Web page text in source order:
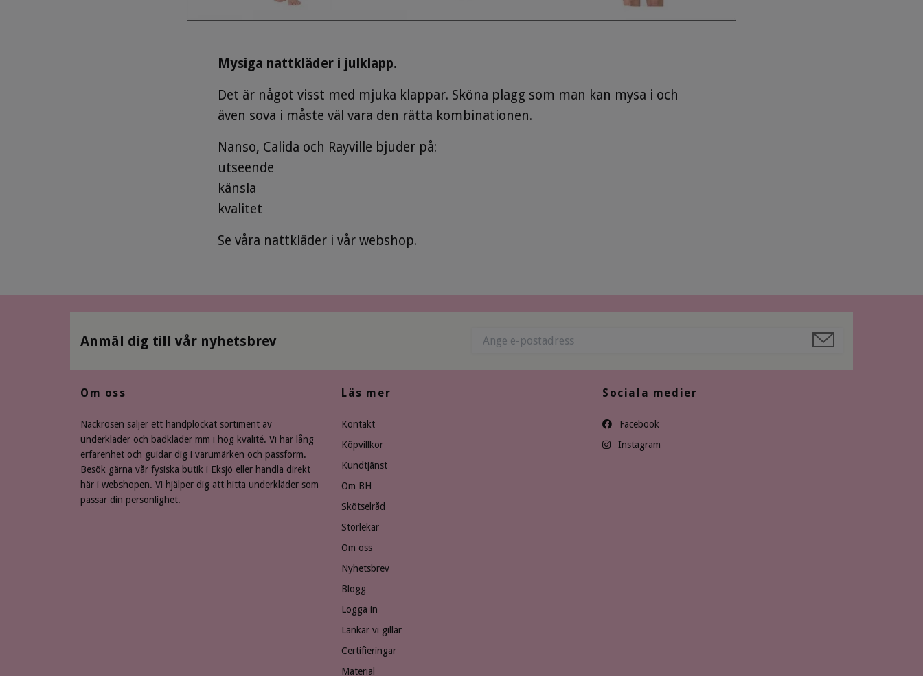
Mysiga nattkläder i julklapp.
Det är något visst med mjuka klappar. Sköna plagg som man kan mysa i och
även sova i måste väl vara den rätta kombinationen.
Nanso, Calida och Rayville bjuder på:
utseende
känsla
kvalitet
Se våra nattkläder i vår webshop.
Anmäl dig till vår nyhetsbrev
Om oss
Näckrosen säljer ett handplockat sortiment av
underkläder och badkläder mm i hög kvalité. Vi har lång
erfarenhet och guidar dig i varumärken och passform.
Besök gärna vår fysiska butik i Eksjö eller handla direkt
här i webshopen. Vi hjälper dig att hitta underkläder som
passar din personlighet.
Läs mer
Kontakt
Köpvillkor
Kundtjänst
Om BH
Skötselråd
Storlekar
Om oss
Nyhetsbrev
Blogg
Logga in
Länkar vi gillar
Certifieringar
Material
Sociala medier
Facebook
Instagram